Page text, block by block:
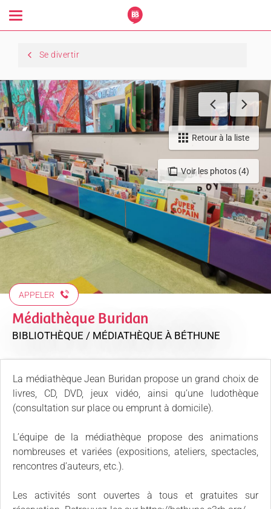
Toggle
navigation
Se divertir
Voir les photos (4)
Retour à la liste
APPELER
Médiathèque Buridan
BIBLIOTHÈQUE / MÉDIATHÈQUE À BÉTHUNE
La médiathèque Jean Buridan propose un grand choix de
livres, CD, DVD, jeux vidéo, ainsi qu’une ludothèque
(consultation sur place ou emprunt à domicile).
L’équipe de la médiathèque propose des animations
nombreuses et variées (expositions, ateliers, spectacles,
rencontres d’auteurs, etc.).
Les activités sont ouvertes à tous et gratuites sur